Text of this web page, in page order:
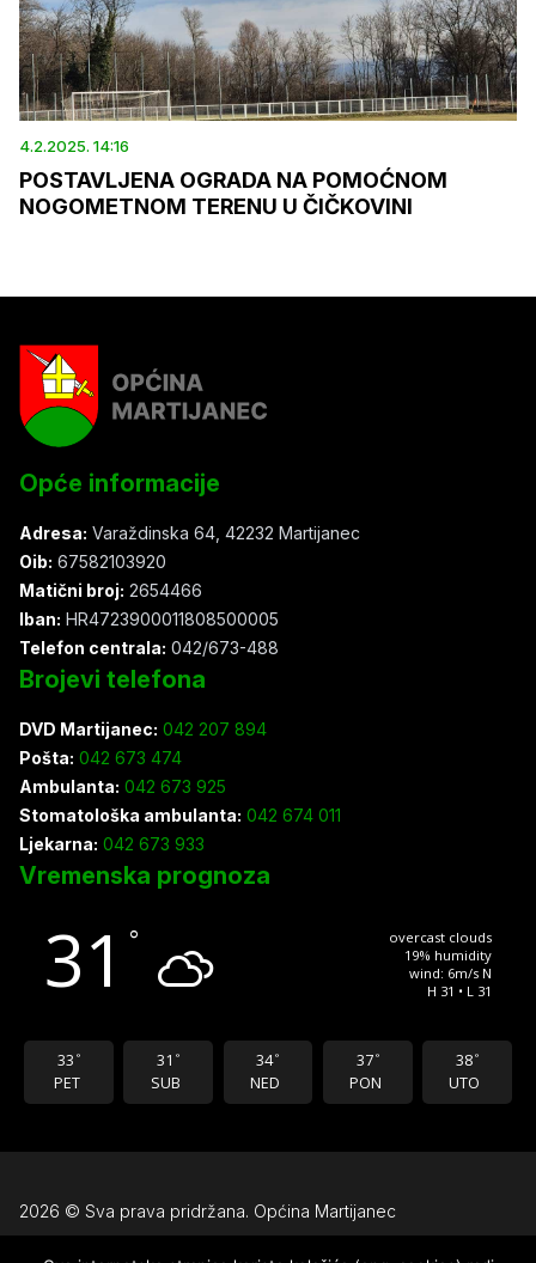
4.2.2025. 14:16
POSTAVLJENA OGRADA NA POMOĆNOM
NOGOMETNOM TERENU U ČIČKOVINI
Opće informacije
Adresa: Varaždinska 64, 42232 Martijanec
Oib: 67582103920
Matični broj: 2654466
Iban: HR4723900011808500005
Telefon centrala: 042/673-488
Brojevi telefona
DVD Martijanec: 042 207 894
Pošta: 042 673 474
Ambulanta: 042 673 925
Stomatološka ambulanta: 042 674 011
Ljekarna: 042 673 933
Vremenska prognoza
31 °
overcast clouds
19% humidity
wind: 6m/s N
H 31 • L 31
33 °
PET
31 °
SUB
34 °
NED
37 °
PON
38 °
UTO
2026 © Sva prava pridržana. Općina Martijanec